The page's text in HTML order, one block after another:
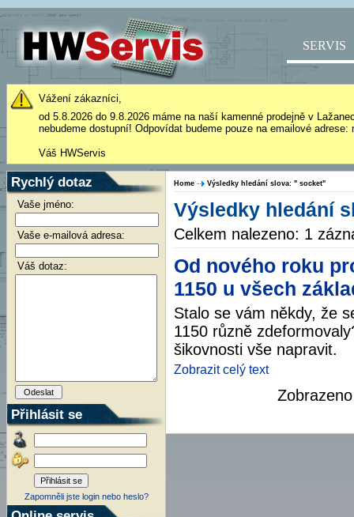
SERVIS
Vážení zákazníci,
od 5.8.2026 do 9.8.2026 máme na naší kamenné prodejně v
nebudeme dostupní! Odpovídat budeme pouze na emailové
Váš HWServis
Rychlý dotaz
Vaše jméno:
Vaše e-mailová adresa:
Váš dotaz:
Přihlásit se
Zapomněli jste login nebo heslo?
Home Výsledky hledání slova: " socket"
Výsledky hledání
Celkem nalezeno: 1
Od nového roku
1150 u všech
Stalo se vám někdy, že
1150 různě
šikovnosti vše napravit.
Zobrazit celý text